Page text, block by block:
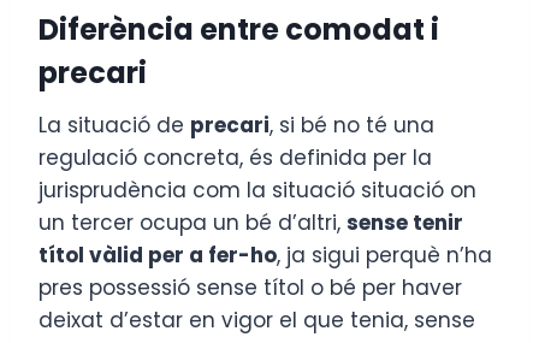
Diferència entre comodat i
precari
La situació de precari, si bé no té una
regulació concreta, és definida per la
jurisprudència com la situació situació on
un tercer ocupa un bé d’altri, sense tenir
títol vàlid per a fer-ho, ja sigui perquè n’ha
pres possessió sense títol o bé per haver
deixat d’estar en vigor el que tenia, sense